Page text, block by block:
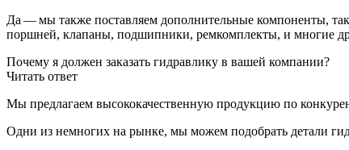
Да — мы также поставляем дополнительные компоненты,
поршней, клапаны, подшипники, ремкомплекты, и многие
Почему я должен заказать гидравлику в вашей компании?
Читать ответ
Мы предлагаем высококачественную продукцию по
Одни из немногих на рынке, мы можем подобрать детали